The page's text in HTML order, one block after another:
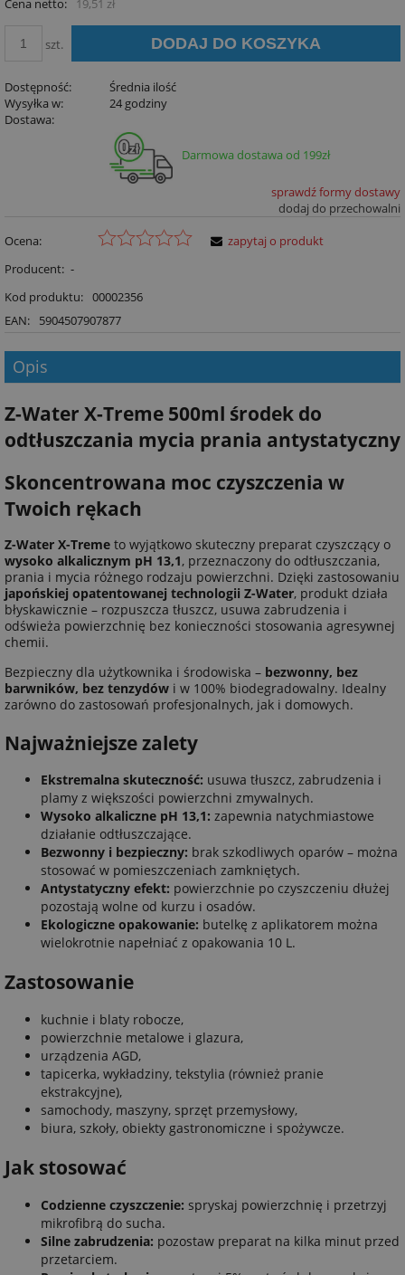
Cena netto: 19,51 zł
szt. DODAJ DO KOSZYKA
Dostępność:
Średnia ilość
Wysyłka w:
24 godziny
Dostawa:
Darmowa dostawa od 199zł
sprawdź formy dostawy
dodaj do przechowalni
Ocena:
Producent: -
Kod produktu: 00002356
EAN:
5904507907877
zapytaj o produkt
Opis
Z-Water X-Treme 500ml środek do
odtłuszczania mycia prania antystatyczny
Skoncentrowana moc czyszczenia w
Twoich rękach
Z-Water X-Treme to wyjątkowo skuteczny preparat czyszczący o
wysoko alkalicznym pH 13,1, przeznaczony do odtłuszczania,
prania i mycia różnego rodzaju powierzchni. Dzięki zastosowaniu
japońskiej opatentowanej technologii Z-Water, produkt działa
błyskawicznie – rozpuszcza tłuszcz, usuwa zabrudzenia i
odświeża powierzchnię bez konieczności stosowania agresywnej
chemii.
Bezpieczny dla użytkownika i środowiska – bezwonny, bez
barwników, bez tenzydów i w 100% biodegradowalny. Idealny
zarówno do zastosowań profesjonalnych, jak i domowych.
Najważniejsze zalety
Ekstremalna skuteczność: usuwa tłuszcz, zabrudzenia i
plamy z większości powierzchni zmywalnych.
Wysoko alkaliczne pH 13,1: zapewnia natychmiastowe
działanie odtłuszczające.
Bezwonny i bezpieczny: brak szkodliwych oparów – można
stosować w pomieszczeniach zamkniętych.
Antystatyczny efekt: powierzchnie po czyszczeniu dłużej
pozostają wolne od kurzu i osadów.
Ekologiczne opakowanie: butelkę z aplikatorem można
wielokrotnie napełniać z opakowania 10 L.
Zastosowanie
kuchnie i blaty robocze,
powierzchnie metalowe i glazura,
urządzenia AGD,
tapicerka, wykładziny, tekstylia (również pranie
ekstrakcyjne),
samochody, maszyny, sprzęt przemysłowy,
biura, szkoły, obiekty gastronomiczne i spożywcze.
Jak stosować
Codzienne czyszczenie: spryskaj powierzchnię i przetrzyj
mikrofibrą do sucha.
Silne zabrudzenia: pozostaw preparat na kilka minut przed
przetarciem.